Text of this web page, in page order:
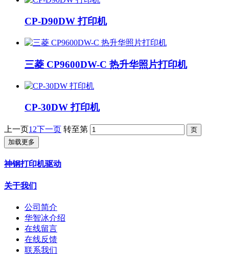
CP-D90DW 打印机
三菱 CP9600DW-C 热升华照片打印机
CP-30DW 打印机
上一页1 2下一页 转至第
加载更多
神钢打印机驱动
关于我们
公司简介
华智冰介绍
在线留言
在线反馈
联系我们